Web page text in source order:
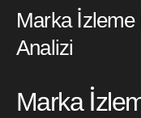
Marka
Analizi
Marka